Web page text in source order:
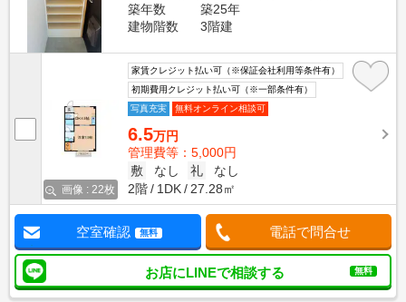
築年数
築25年
建物階数
3階建
画像 : 22枚
家賃クレジット払い可（※保証会社利用等条件有）
初期費用クレジット払い可（※一部条件有）
写真充実
無料オンライン相談可
6.5万円
管理費等：5,000円
敷
なし 礼
なし
2階
1DK 27.28㎡
空室確認 無料 電話で問合せ
お店にLINEで相談する 無料